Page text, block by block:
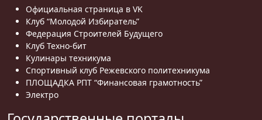
Официальная страница в VK
Клуб “Молодой Избиратель”
Федерация Строителей Будущего
Клуб Техно-бит
Кулинары техникума
Спортивный клуб Режевского политехникума
ПЛОЩАДКА РПТ “Финансовая грамотность”
Электро